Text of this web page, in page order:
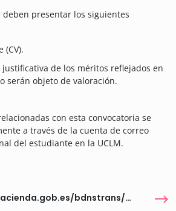
deben presentar los siguientes
(CV).
de los méritos reflejados en
serán objeto de valoración.
con esta convocatoria se
a través de la cuenta de correo
del estudiante en la UCLM.
https://www.pap.hacienda.gob.es/bdnstrans/GE/es/convocatorias/913621